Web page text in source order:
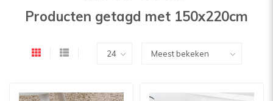
Producten getagd met 150x220cm